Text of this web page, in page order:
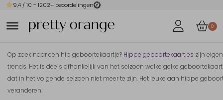
9,4 / 10 - 1202+ beoordelingen
0
Op zoek naar een hip geboortekaartje? Hippe geboortekaartjes zijn
trends. Het is deels afhankelijk van het seizoen welke gelke
dat in het volgende seizoen niet meer te zijn. Het leuke aan hippe
veranderen.